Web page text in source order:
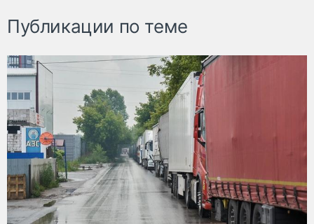
Публикации по теме